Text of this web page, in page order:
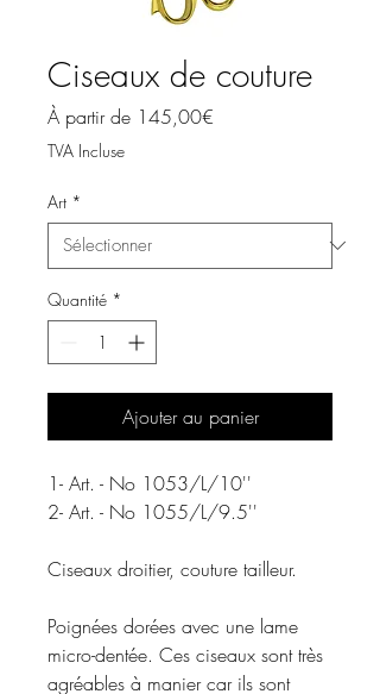
Ciseaux de couture
À partir de 145,00€
TVA Incluse
Art *
Quantité *
Ajouter au panier
1- Art. - No 1053/L/10''
2- Art. - No 1055/L/9.5''
Ciseaux droitier, couture tailleur.
Poignées dorées avec une lame
micro-dentée. Ces ciseaux sont très
agréables à manier car ils sont